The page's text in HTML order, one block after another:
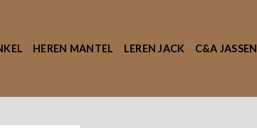
HEREN MANTEL LEREN JACK C&A JASSEN